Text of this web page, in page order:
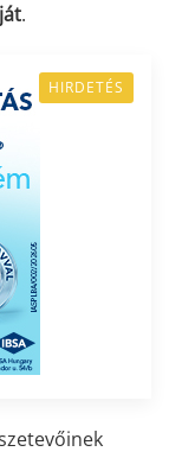
.
HIRDETÉS